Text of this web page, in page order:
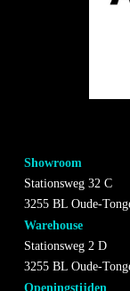
Showroom
Stationsweg 32 C
3255 BL Oude-
Warehouse
Stationsweg 2 D
3255 BL Oude-
Openingstijden